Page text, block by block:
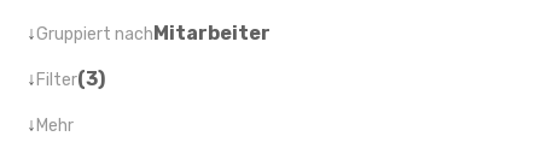
↓Gruppiert nachMitarbeiter
↓Filter(3)
↓Mehr